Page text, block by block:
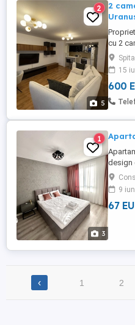
5
2
2
cu 2
lângă
terasă
confort
utilat,
15
600
3
1
design
finisaje
liniștite
oferă
check-
9
67
‹ 1 2